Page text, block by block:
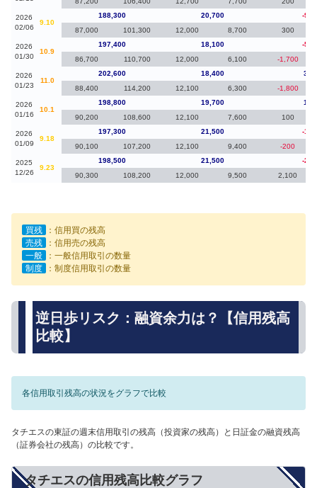
2026
02/06
9.10
188,300 20,700
-
87,000
101,300 12,000 8,700 300
2026
01/30
10.9
197,400 18,100
-
86,700
110,700 12,000 6,100 -1,700
2026
01/23
11.0
202,600 18,400
88,400
114,200 12,100 6,300 -1,800
2026
01/16
10.1
198,800 19,700
90,200
108,600 12,100 7,600 100
2026
01/09
9.18
197,300 21,500
-
90,100
107,200 12,100 9,400 -200
2025
12/26
9.23
198,500 21,500
-
90,300
108,200 12,000 9,500 2,100
買残
：信用買の残高
売残
：信用売の残高
一般
：一般信用取引の数量
制度
：制度信用取引の数量
逆日歩リスク：融資余力は？【信用残高
比較】
各信用取引残高の状況をグラフで比較
タチエスの東証の週末信用取引の残高（投資家の残高）と日証金の融資残高
（証券会社の残高）の比較です。
タチエスの信用残高比較グラフ